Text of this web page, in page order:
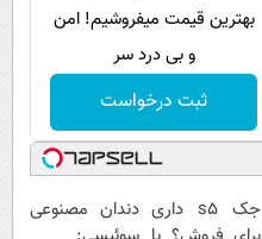
بهترین قیمت میفروشیم! امن
و بی درد سر
ثبت درخواست
جک s5 داری دندان مصنوعی